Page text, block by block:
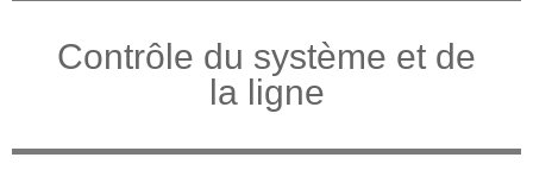
Contrôle du système et de
la ligne